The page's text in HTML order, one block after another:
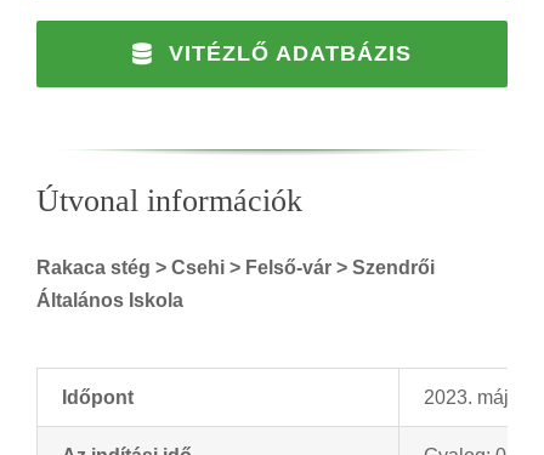
VITÉZLŐ ADATBÁZIS
Útvonal információk
Rakaca stég > Csehi > Felső-vár > Szendrői
Általános Iskola
Időpont 2023. május